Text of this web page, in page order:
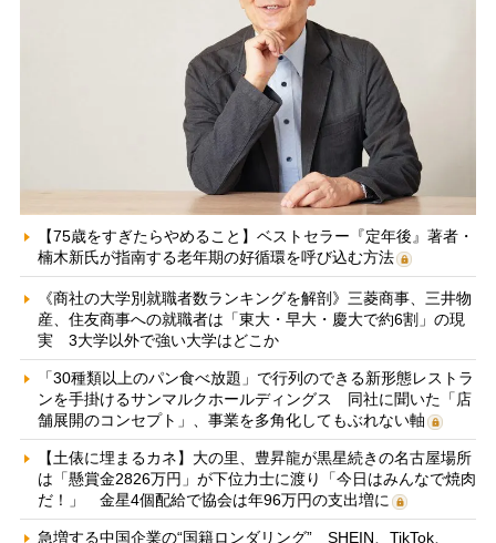
【75歳をすぎたらやめること】ベストセラー『定年後』著者・
楠木新氏が指南する老年期の好循環を呼び込む方法
《商社の大学別就職者数ランキングを解剖》三菱商事、三井物
産、住友商事への就職者は「東大・早大・慶大で約6割」の現
実 3大学以外で強い大学はどこか
「30種類以上のパン食べ放題」で行列のできる新形態レストラ
ンを手掛けるサンマルクホールディングス 同社に聞いた「店
舗展開のコンセプト」、事業を多角化してもぶれない軸
【土俵に埋まるカネ】大の里、豊昇龍が黒星続きの名古屋場所
は「懸賞金2826万円」が下位力士に渡り「今日はみんなで焼肉
だ！」 金星4個配給で協会は年96万円の支出増に
急増する中国企業の“国籍ロンダリング” SHEIN、TikTok、